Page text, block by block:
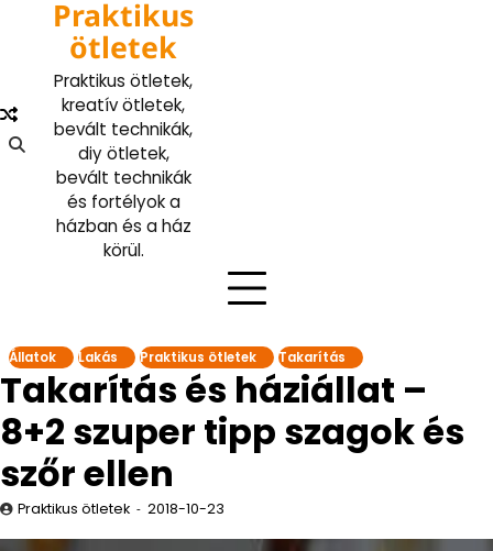
Praktikus
ötletek
Praktikus ötletek,
kreatív ötletek,
bevált technikák,
diy ötletek,
bevált technikák
és fortélyok a
házban és a ház
körül.
Állatok Lakás Praktikus ötletek Takarítás
Takarítás és háziállat –
8+2 szuper tipp szagok és
szőr ellen
Praktikus ötletek 2018-10-23